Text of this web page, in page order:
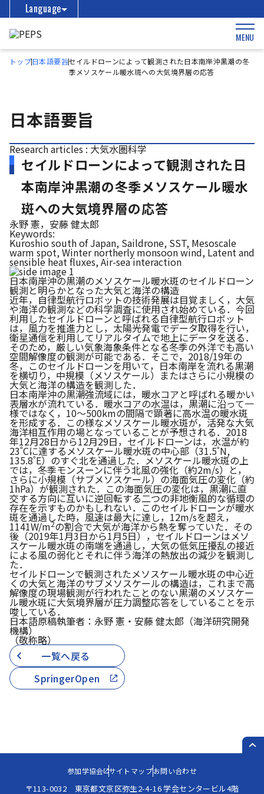
Language
MENU
トップ日本語要旨セイルドローンによって観測された日本南岸沖黒潮の冬
季メソスケール暖水斑への大気境界層の応答
日本語要旨
Research articles : 大気水圏科学
セイルドローンによって観測された日
本南岸沖黒潮の冬季メソスケール暖水
斑への大気境界層の応答
永野 憲，安藤 健太郎
Keywords:
Kuroshio south of Japan, Saildrone, SST, Mesoscale
warm spot, Winter northerly monsoon wind, Latent and
sensible heat fluxes, Air-sea interaction
日本南岸沖の黒潮のメソスケール暖水斑のセイルドローン
観測と明らかとなった大気と海洋の構造
近年，自律型航行ロボットの技術発展は目覚ましく，大気
や海洋の観測などの科学調査に使用され始めている．今回
利用したセイルドローンと呼ばれる自律型航行ロボット
は，風力を推進力とし，太陽光発電でデータ取得を行い，
衛星通信を利用してリアルタイムで地上にデータを送る．
そのため，厳しい気象海象条件となる冬季の外洋でも高い
空間解像度の観測が可能である．そこで，2018/19年の
冬，このセイルドローンを用いて，日本南岸を流れる黒潮
を横切り，中規模（メソスケール）またはさらに小規模の
大気と海洋の構造を観測した．
日本南岸沖の黒潮強流域には，暖水コアと呼ばれる暖かい
表層水が流れている．暖水コアの水温は，黒潮に沿って一
様ではなく，10〜500kmの間隔で顕著に高水温の暖水斑
を形成する．この様なメソスケール暖水斑が，活発な大気
海洋相互作用の場となっていることが予想される．2018
年12月28日から12月29日，セイルドローンは，水温が約
23˚Cに達するメソスケール暖水斑の中心部（31.5˚N,
135.8˚E）のすぐ北を通過した．メソスケール暖水斑の上
では，冬季モンスーンに伴う北風の強化（約2m/s）と，
さらに小規模（サブメソスケール）の海面気圧の変化（約
1hPa）が観測された．この海面気圧の変化は，黒潮に直
交する方向に互いに逆回転する二つの非地衡風的な循環の
存在を示すものかもしれない．このセイルドローンが暖水
斑を通過した時，風速は最大に達し，12m/sを超え，
1141W/m2の割合で大気が海洋から熱を奪っていた．その
後（2019年1月3日から1月5日），セイルドローンはメソ
スケール暖水斑の南端を通過し，大気の低気圧擾乱の接近
による風の弱化とそれに伴う海洋の熱放出の減少を観測し
た．
セイルドローンで観測されたメソスケール暖水斑の中心近
くの大気と海洋のサブメソスケールの構造は，これまで高
解像度の現場観測が行われたことのない黒潮のメソスケー
ル暖水斑に大気境界層が圧力調整応答をしていることを示
唆している．
日本語原稿執筆者：永野 憲・安藤 健太郎（海洋研究開発
機構）
（敬称略）
一覧へ戻る
SpringerOpen
参加学協会 サイトマップお問い合わせ
〒113-0032 東京都文京区弥生2-4-16 学会センタービル4階